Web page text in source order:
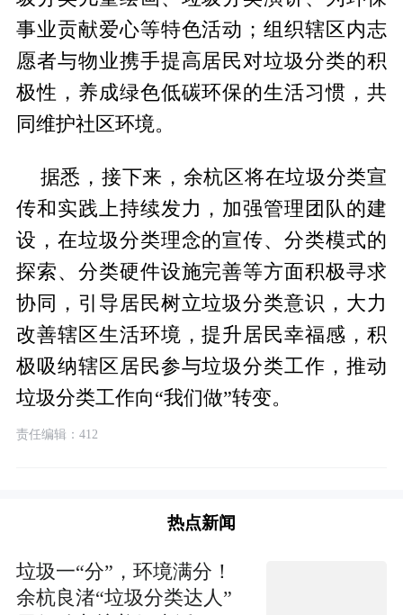
事业贡献爱心等特色活动；组织辖区内志
愿者与物业携手提高居民对垃圾分类的积
极性，养成绿色低碳环保的生活习惯，共
同维护社区环境。
据悉，接下来，余杭区将在垃圾分类宣
传和实践上持续发力，加强管理团队的建
设，在垃圾分类理念的宣传、分类模式的
探索、分类硬件设施完善等方面积极寻求
协同，引导居民树立垃圾分类意识，大力
改善辖区生活环境，提升居民幸福感，积
极吸纳辖区居民参与垃圾分类工作，推动
垃圾分类工作向“我们做”转变。
责任编辑：412
热点新闻
垃圾一“分”，环境满分！
余杭良渚“垃圾分类达人”